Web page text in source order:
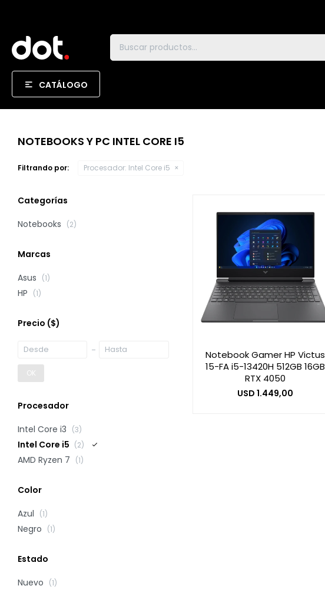
CATÁLOGO
NOTEBOOKS Y PC INTEL CORE I5
Filtrando por: Procesador: Intel Core i5
Notebook Gamer HP Victus
15-FA i5-13420H 512GB 16GB
RTX 4050
USD 1.449,00
Categorías
Notebooks
(2)
Marcas
Asus
(1)
HP (1)
Precio ($)
OK
Procesador
Intel Core i3
(3)
Intel Core i5 (2)
AMD Ryzen 7 (1)
Color
Azul
(1)
Negro (1)
Estado
Nuevo
(1)